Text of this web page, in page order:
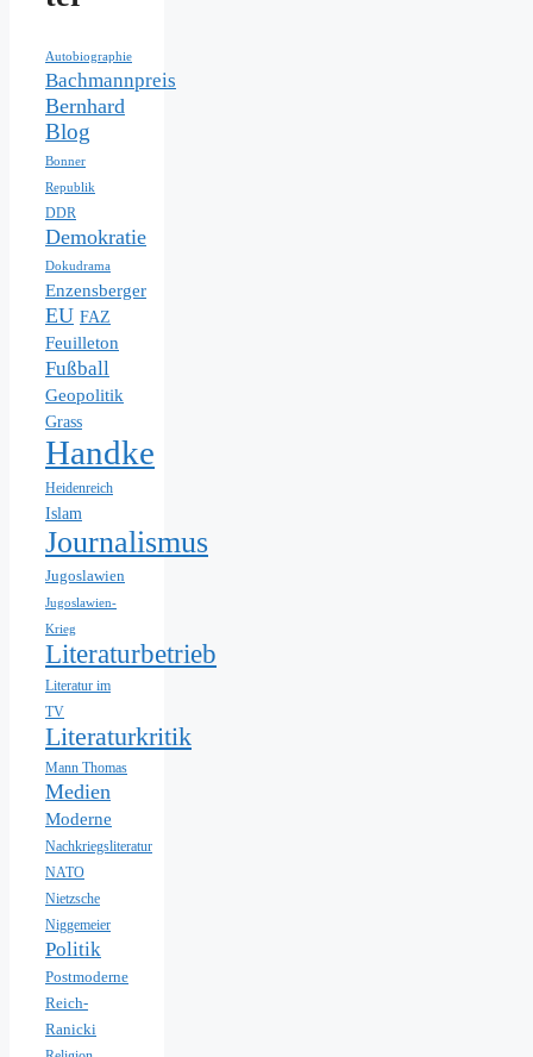
Autobiographie
Bachmannpreis
Bernhard
Blog
Bonner
Republik
DDR
Demokratie
Dokudrama
Enzensberger
EU FAZ
Feuilleton
Fußball
Geopolitik
Grass
Handke
Heidenreich
Islam
Journalismus
Jugoslawien
Jugoslawien-
Krieg
Literaturbetrieb
Literatur im
TV
Literaturkritik
Mann Thomas
Medien
Moderne
Nachkriegsliteratur
NATO
Nietzsche
Niggemeier
Politik
Postmoderne
Reich-
Ranicki